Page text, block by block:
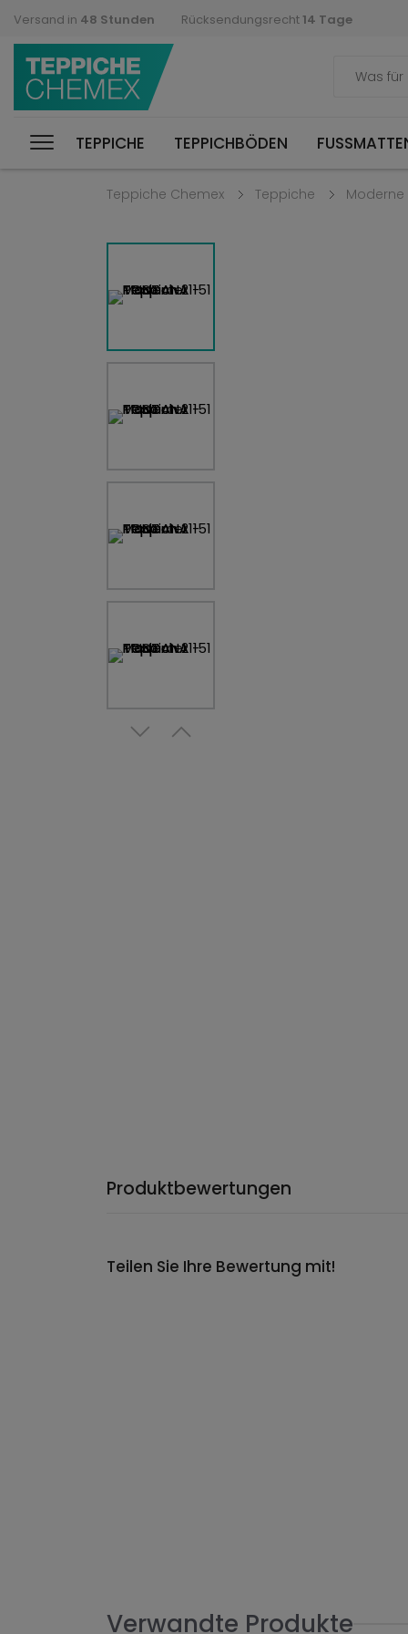
Versand in 48 Stunden Rücksendungsrecht 14 Tage
TEPPICHE TEPPICHBÖDEN FUSSMATTEN
Teppiche Chemex Teppiche
Produktbewertungen
Teilen Sie Ihre Bewertung mit!
Verwandte Produkte